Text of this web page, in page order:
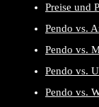
Preise und
Pendo vs.
Pendo vs.
Pendo vs.
Pendo vs.